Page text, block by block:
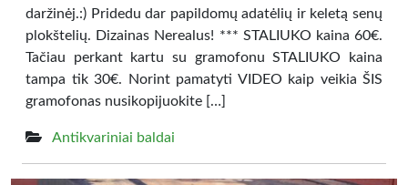
daržinėj.:) Pridedu dar papildomų adatėlių ir keletą senų
plokštelių. Dizainas Nerealus! *** STALIUKO kaina 60€.
Tačiau perkant kartu su gramofonu STALIUKO kaina
tampa tik 30€. Norint pamatyti VIDEO kaip veikia ŠIS
gramofonas nusikopijuokite […]
Antikvariniai baldai